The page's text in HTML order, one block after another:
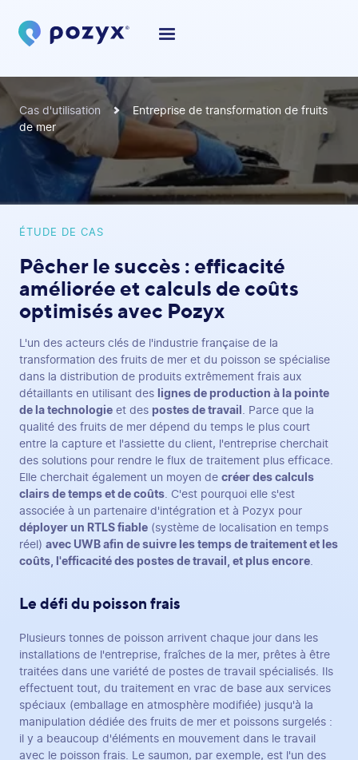
Cas d'utilisation
Entreprise de transformation de fruits
de mer
ÉTUDE DE CAS
Pêcher le succès : efficacité
améliorée et calculs de coûts
optimisés avec Pozyx
L'un des acteurs clés de l'industrie française de la
transformation des fruits de mer et du poisson se spécialise
dans la distribution de produits extrêmement frais aux
détaillants en utilisant des lignes de production à la pointe
de la technologie et des postes de travail . Parce que la
qualité des fruits de mer dépend du temps le plus court
entre la capture et l'assiette du client, l'entreprise cherchait
des solutions pour rendre le flux de traitement plus efficace.
Elle cherchait également un moyen de créer des calculs
clairs de temps et de coûts. C'est pourquoi elle s'est
associée à un partenaire d'intégration et à Pozyx pour
déployer un RTLS fiable (système de localisation en temps
réel) avec UWB afin de suivre les temps de traitement et les
coûts, l'efficacité des postes de travail, et plus encore.
Le défi du poisson frais
Plusieurs tonnes de poisson arrivent chaque jour dans les
installations de l'entreprise, fraîches de la mer, prêtes à être
traitées dans une variété de postes de travail spécialisés. Ils
effectuent tout, du traitement en vrac de base aux services
spéciaux (emballage en atmosphère modifiée) jusqu'à la
manipulation dédiée des fruits de mer et poissons surgelés :
il y a beaucoup d'éléments en mouvement dans le travail
avec le poisson frais. Le saumon, par exemple, est l'un des